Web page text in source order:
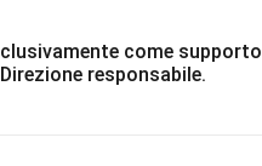
come supporto
responsabile.